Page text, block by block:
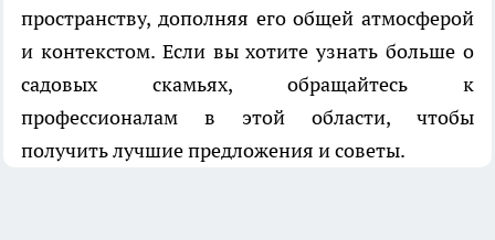
пространству, дополняя его общей атмосферой
и контекстом. Если вы хотите узнать больше о
садовых скамьях, обращайтесь к
профессионалам в этой области, чтобы
получить лучшие предложения и советы.